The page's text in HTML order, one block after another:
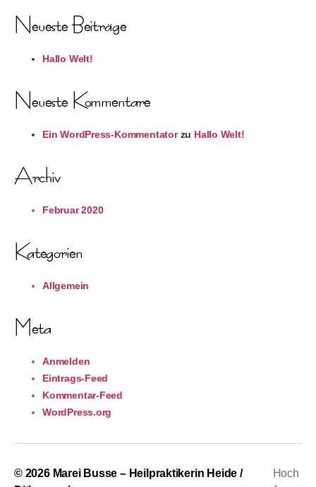
Neueste Beiträge
Hallo Welt!
Neueste Kommentare
Ein WordPress-Kommentatorzu Hallo Welt!
Archiv
Februar 2020
Kategorien
Allgemein
Meta
Anmelden
Eintrags-Feed
Kommentar-Feed
WordPress.org
© 2026 Marei Busse – Heilpraktikerin Heide /
Hoch